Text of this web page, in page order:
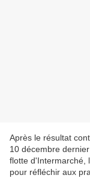
Après le résultat
10 décembre
flotte d'Intermarché,
pour réfléchir aux